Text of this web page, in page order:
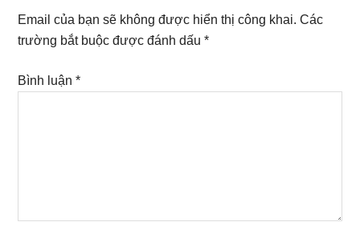
Interactions
Email của bạn sẽ không được hiển thị công khai. Các
trường bắt buộc được đánh dấu*
Bình luận*